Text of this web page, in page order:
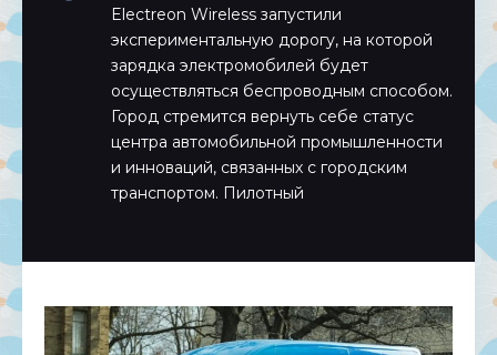
Electreon Wireless запустили
экспериментальную дорогу, на которой
зарядка электромобилей будет
осуществляться беспроводным способом.
Город стремится вернуть себе статус
центра автомобильной промышленности
и инноваций, связанных с городским
транспортом. Пилотный